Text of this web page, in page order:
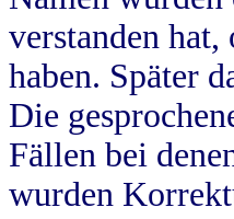
verstanden hat,
haben. Später
Die
Fällen bei
wurden